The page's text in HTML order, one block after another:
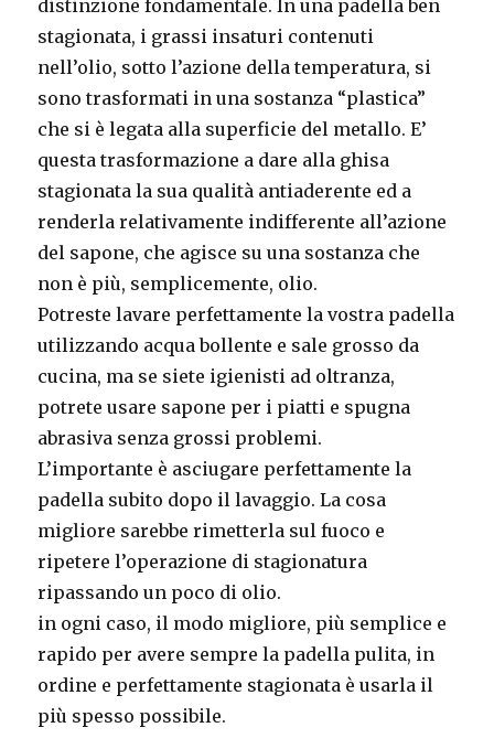
distinzione fondamentale. In una padella ben
stagionata, i grassi insaturi contenuti
nell’olio, sotto l’azione della temperatura, si
sono trasformati in una sostanza “plastica”
che si è legata alla superficie del metallo. E’
questa trasformazione a dare alla ghisa
stagionata la sua qualità antiaderente ed a
renderla relativamente indifferente all’azione
del sapone, che agisce su una sostanza che
non è più, semplicemente, olio.
Potreste lavare perfettamente la vostra padella
utilizzando acqua bollente e sale grosso da
cucina, ma se siete igienisti ad oltranza,
potrete usare sapone per i piatti e spugna
abrasiva senza grossi problemi.
L’importante è asciugare perfettamente la
padella subito dopo il lavaggio. La cosa
migliore sarebbe rimetterla sul fuoco e
ripetere l’operazione di stagionatura
ripassando un poco di olio.
in ogni caso, il modo migliore, più semplice e
rapido per avere sempre la padella pulita, in
ordine e perfettamente stagionata è usarla il
più spesso possibile.